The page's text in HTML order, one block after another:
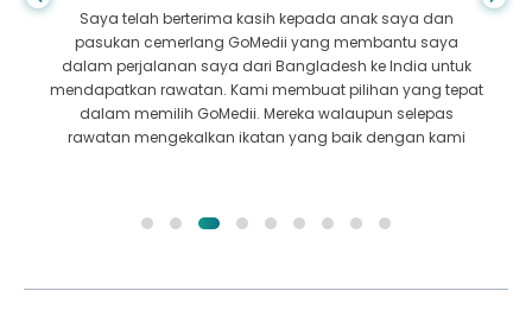
Saya telah berterima kasih kepada anak saya dan
pasukan cemerlang GoMedii yang membantu saya
dalam perjalanan saya dari Bangladesh ke India untuk
mendapatkan rawatan. Kami membuat pilihan yang tepat
dalam memilih GoMedii. Mereka walaupun selepas
rawatan mengekalkan ikatan yang baik dengan kami